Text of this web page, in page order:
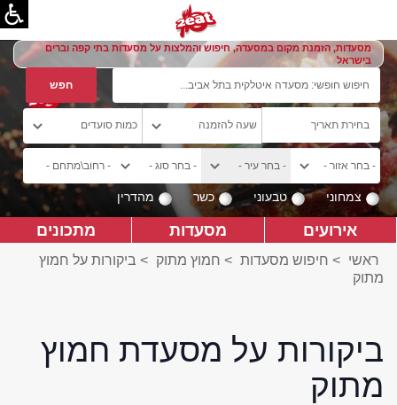
מסעדות, הזמנת מקום במסעדה, חיפוש והמלצות על מסעדות בתי קפה וברים
בישראל
צמחוני טבעוני כשר מהדרין
אירועים מסעדות מתכונים
ראשי > חיפוש מסעדות > חמוץ מתוק > ביקורות על חמוץ
מתוק
ביקורות על מסעדת חמוץ
מתוק